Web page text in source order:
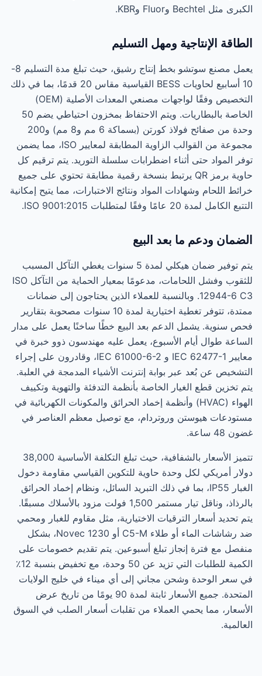
الكبرى مثل Bechtel وFluor وKBR.
الطاقة الإنتاجية ومهل التسليم
يعمل مصنع سوتشو بخط إنتاج رشيق، حيث تبلغ مدة التسليم 8-
10 أسابيع لحاويات BESS القياسية مقاس 20 قدمًا، بما في ذلك
التخصيص وفقًا لواجهات مصنعي المعدات الأصلية (OEM)
الخاصة بالبطاريات. ويتم الاحتفاظ بمخزون احتياطي يضم 50
وحدة من صفائح فولاذ كورتن (بسماكة 6 مم و8 مم) و200
مجموعة من القوالب الزاوية المطابقة لمعايير ISO، مما يضمن
توفر المواد حتى أثناء اضطرابات سلسلة التوريد. يتم ترقيم كل
حاوية برمز QR يرتبط بنسخة رقمية مطابقة تحتوي على جميع
خرائط اللحام وشهادات المواد ونتائج الاختبارات، مما يتيح إمكانية
التتبع الكامل لمدة 20 عامًا وفقًا لمتطلبات ISO 9001:2015.
الضمان ودعم ما بعد البيع
يتم توفير ضمان هيكلي لمدة 5 سنوات يغطي التآكل المسبب
للثقوب وفشل اللحامات، مدعومًا بمعيار الحماية من التآكل ISO
12944-6 C3. وبالنسبة للعملاء الذين يحتاجون إلى ضمانات
ممتدة، تتوفر تغطية اختيارية لمدة 10 سنوات مصحوبة بتقارير
فحص سنوية. يشمل الدعم بعد البيع خطًا ساخنًا يعمل على مدار
الساعة طوال أيام الأسبوع، يعمل عليه مهندسون ذوو خبرة في
معايير IEC 62477-1 و IEC 61000-6-2، وقادرون على إجراء
التشخيص عن بُعد عبر بوابة إنترنت الأشياء المدمجة في العلبة.
يتم تخزين قطع الغيار الخاصة بأنظمة التدفئة والتهوية وتكييف
الهواء (HVAC) وأنظمة إخماد الحرائق والمكونات الكهربائية في
مستودعات هيوستن وروتردام، مع توصيل معظم العناصر في
غضون 48 ساعة.
تتميز الأسعار بالشفافية، حيث تبلغ التكلفة الأساسية 38,000
دولار أمريكي لكل وحدة حاوية للتكوين القياسي مقاومة دخول
الغبار IP55، بما في ذلك التبريد السائل، ونظام إخماد الحرائق
بالرذاذ، وناقل تيار مستمر 1,500 فولت مزود بالأسلاك مسبقًا.
يتم تحديد أسعار الترقيات الاختيارية، مثل مقاوم للغبار ومحمي
ضد رشاشات الماء أو طلاء C5-M أو Novec 1230، بشكل
منفصل مع فترة إنجاز تبلغ أسبوعين. يتم تقديم خصومات على
الكمية للطلبات التي تزيد عن 50 وحدة، مع تخفيض بنسبة 12٪
في سعر الوحدة وشحن مجاني إلى أي ميناء في خليج الولايات
المتحدة. جميع الأسعار ثابتة لمدة 90 يومًا من تاريخ عرض
الأسعار، مما يحمي العملاء من تقلبات أسعار الصلب في السوق
العالمية.